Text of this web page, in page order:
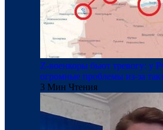
Z-военкоры бьют тревогу: у
огромные проблемы из-за
3 Мин Чтения